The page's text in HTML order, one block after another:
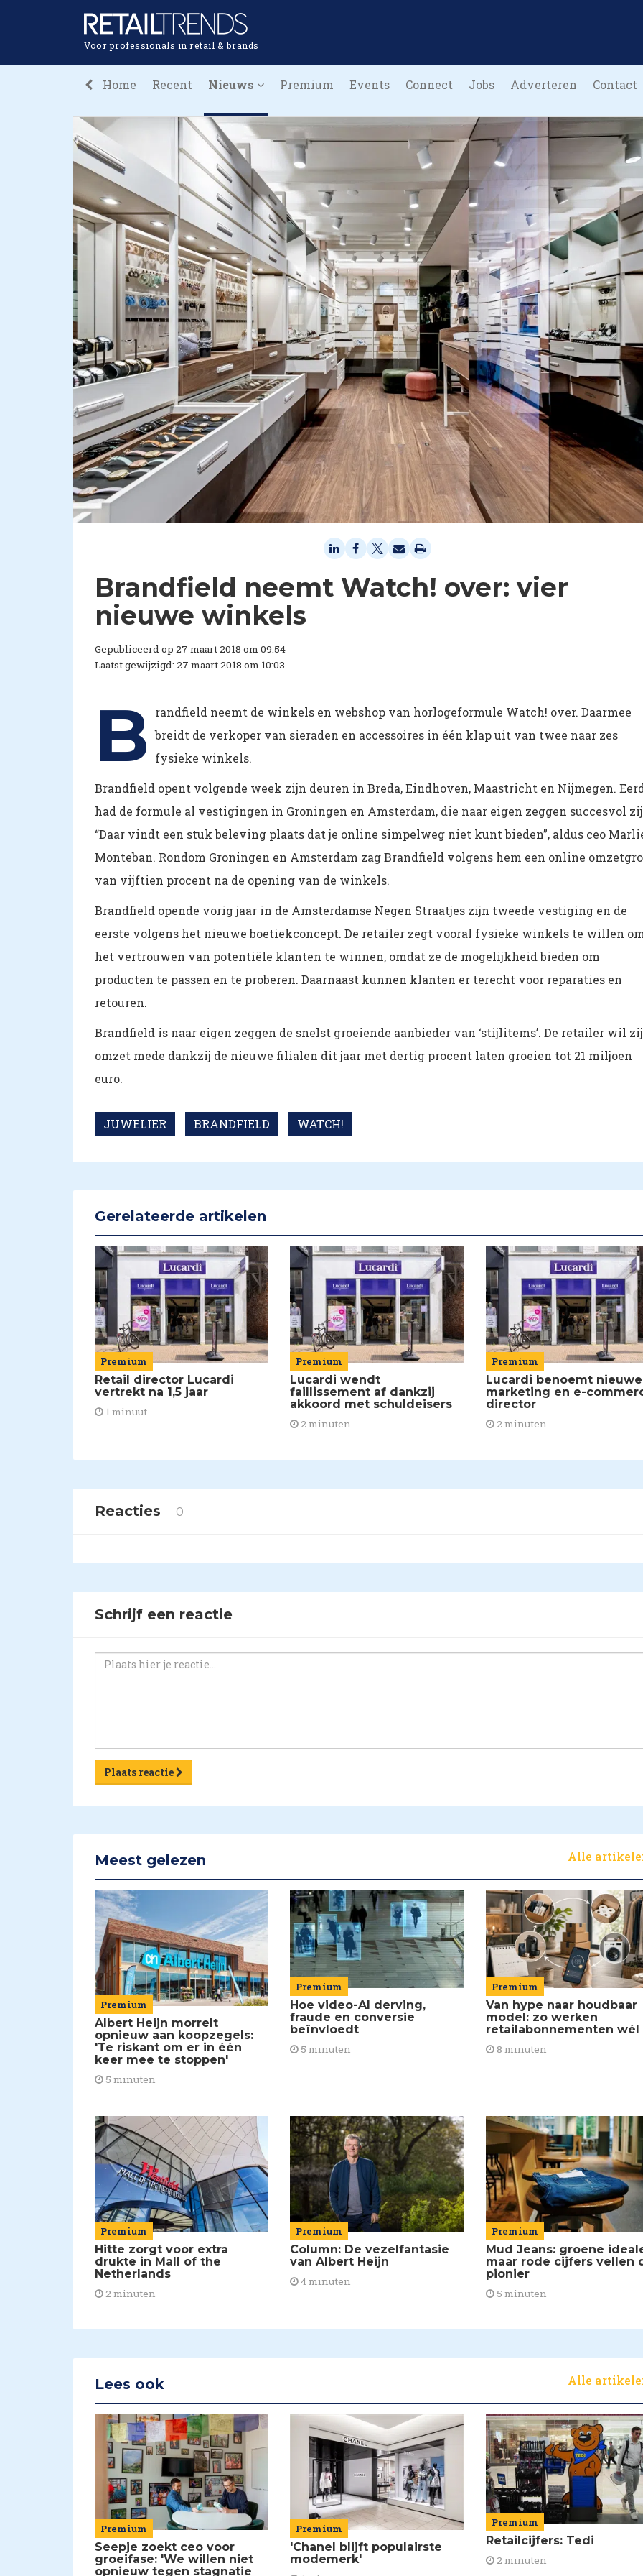
Voor professionals in retail & brands
Home Recent Nieuws Premium Events Connect Jobs Adverteren Contact
Brandfield neemt Watch! over: vier
nieuwe winkels
Gepubliceerd op 27 maart 2018 om 09:54
Laatst gewijzigd: 27 maart 2018 om 10:03
B
randfield neemt de winkels en webshop van horlogeformule Watch! over. Daarmee
breidt de verkoper van sieraden en accessoires in één klap uit van twee naar zes
fysieke winkels.
Brandfield opent volgende week zijn deuren in Breda, Eindhoven, Maastricht en Nijmegen.
had de formule al vestigingen in Groningen en Amsterdam, die naar eigen zeggen succesvol
“Daar vindt een stuk beleving plaats dat je online simpelweg niet kunt bieden”, aldus ceo
Monteban. Rondom Groningen en Amsterdam zag Brandfield volgens hem een online
van vijftien procent na de opening van de winkels.
Brandfield opende vorig jaar in de Amsterdamse Negen Straatjes zijn tweede vestiging en de
eerste volgens het nieuwe boetiekconcept. De retailer zegt vooral fysieke winkels te willen
het vertrouwen van potentiële klanten te winnen, omdat ze de mogelijkheid bieden om
producten te passen en te proberen. Daarnaast kunnen klanten er terecht voor reparaties en
retouren.
Brandfield is naar eigen zeggen de snelst groeiende aanbieder van ‘stijlitems’. De retailer wil
omzet mede dankzij de nieuwe filialen dit jaar met dertig procent laten groeien tot 21 miljoen
euro.
JUWELIER BRANDFIELD WATCH!
Gerelateerde artikelen
Premium
Retail director Lucardi
vertrekt na 1,5 jaar
1 minuut
Premium
Lucardi wendt
faillissement af dankzij
akkoord met schuldeisers
2 minuten
Premium
Lucardi benoemt nieuwe
marketing en e-
director
2 minuten
Reacties 0
Schrijf een reactie
Plaats reactie
Meest gelezen Alle
Premium
Albert Heijn morrelt
opnieuw aan koopzegels:
'Te riskant om er in één
keer mee te stoppen'
5 minuten
Premium
Hoe video-AI derving,
fraude en conversie
beïnvloedt
5 minuten
Premium
Van hype naar houdbaar
model: zo werken
retailabonnementen wél
8 minuten
Premium
Hitte zorgt voor extra
drukte in Mall of the
Netherlands
2 minuten
Premium
Column: De vezelfantasie
van Albert Heijn
4 minuten
Premium
Mud Jeans: groene
maar rode cijfers vellen
pionier
5 minuten
Lees ook Alle
Premium
Seepje zoekt ceo voor
groeifase: 'We willen niet
opnieuw tegen stagnatie
Premium
'Chanel blijft populairste
modemerk'
Premium
Retailcijfers: Tedi
2 minuten